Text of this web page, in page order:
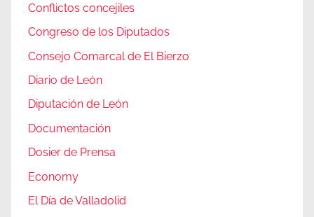
Conflictos concejiles
Congreso de los Diputados
Consejo Comarcal de El Bierzo
Diario de León
Diputación de León
Documentación
Dosier de Prensa
Economy
El Día de Valladolid